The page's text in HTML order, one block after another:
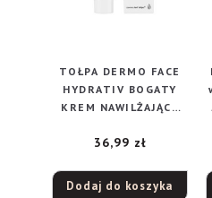
TOŁPA DERMO FACE
HYDRATIV BOGATY
KREM NAWILŻAJĄCY
36,99 zł
Dodaj do koszyka